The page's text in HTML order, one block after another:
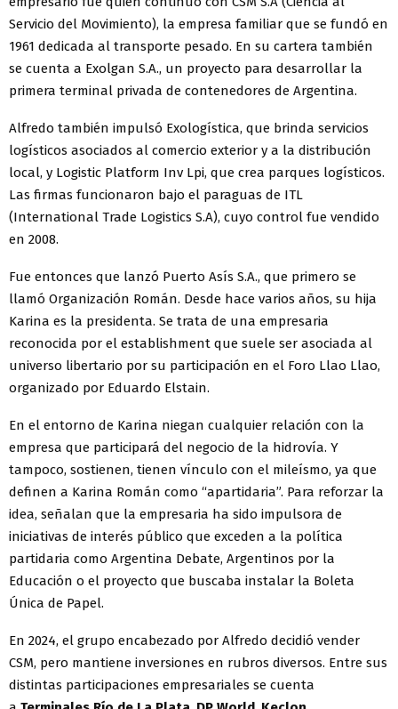
Servicio del Movimiento), la empresa familiar que se fundó en
1961 dedicada al transporte pesado. En su cartera también
se cuenta a Exolgan S.A., un proyecto para desarrollar la
primera terminal privada de contenedores de Argentina.
Alfredo también impulsó Exologística, que brinda servicios
logísticos asociados al comercio exterior y a la distribución
local, y Logistic Platform Inv Lpi, que crea parques logísticos.
Las firmas funcionaron bajo el paraguas de ITL
(International Trade Logistics S.A), cuyo control fue vendido
en 2008.
Fue entonces que lanzó Puerto Asís S.A., que primero se
llamó Organización Román. Desde hace varios años, su hija
Karina es la presidenta. Se trata de una empresaria
reconocida por el establishment que suele ser asociada al
universo libertario por su participación en el Foro Llao Llao,
organizado por Eduardo Elstain.
En el entorno de Karina niegan cualquier relación con la
empresa que participará del negocio de la hidrovía. Y
tampoco, sostienen, tienen vínculo con el mileísmo, ya que
definen a Karina Román como “apartidaria”. Para reforzar la
idea, señalan que la empresaria ha sido impulsora de
iniciativas de interés público que exceden a la política
partidaria como Argentina Debate, Argentinos por la
Educación o el proyecto que buscaba instalar la Boleta
Única de Papel.
En 2024, el grupo encabezado por Alfredo decidió vender
CSM, pero mantiene inversiones en rubros diversos. Entre sus
distintas participaciones empresariales se cuenta